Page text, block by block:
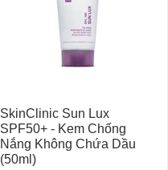
SkinClinic Sun Lux
SPF50+ - Kem Chống
Nắng Không Chứa Dầu
(50ml)